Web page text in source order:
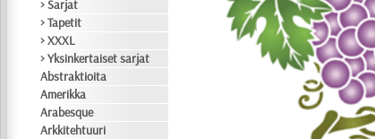
> Sarjat
> Tapetit
> XXXL
> Yksinkertaiset sarjat
Abstraktioita
Amerikka
Arabesque
Arkkitehtuuri